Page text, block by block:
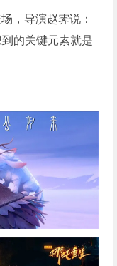
，导演赵霁说：
的关键元素就是